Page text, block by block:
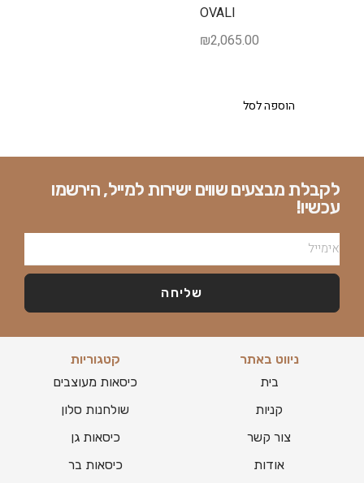
OVALI
₪2,065.00
הוספה לסל
לקבלת מבצעים שווים ישירות למייל, הירשמו
עכשיו!
שליחה
ניווט באתר
בית
קניות
צור קשר
אודות
קטגוריות
כיסאות מעוצבים
שולחנות סלון
כיסאות גן
כיסאות בר